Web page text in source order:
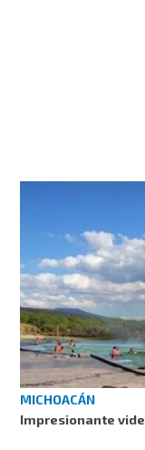
MICHOACÁN
Impresionante